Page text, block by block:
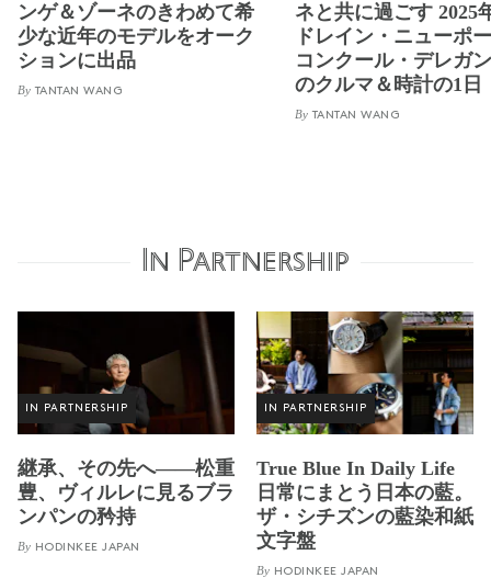
ンゲ＆ゾーネのきわめて希
少な近年のモデルをオーク
ションに出品
By TANTAN WANG
ネと共に過ごす 2025
ドレイン・ニューポ
コンクール・デレガ
のクルマ＆時計の1日
By TANTAN WANG
In Partnership
IN PARTNERSHIP
継承、その先へ——松重
豊、ヴィルレに見るブラ
ンパンの矜持
By HODINKEE JAPAN
IN PARTNERSHIP
True Blue In Daily Life
日常にまとう日本の藍。
ザ・シチズンの藍染和紙
文字盤
By HODINKEE JAPAN